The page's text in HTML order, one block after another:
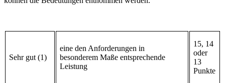
Sehr gut (1)
eine den Anforderungen in
besonderem Maße entsprechende
Leistung
15, 14
oder
13
Punkte